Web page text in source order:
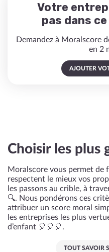
Votre
pas dans
Demandez à Moralscore
en 2
AJOUTER
Choisir les plus
Moralscore vous permet de
respectent le mieux vos
les passons au crible, à
🔍. Nous pondérons ces
attribuer un score moral
les entreprises les plus
d’enfant 🎈🎈🎈.
TOUT SAVOIR